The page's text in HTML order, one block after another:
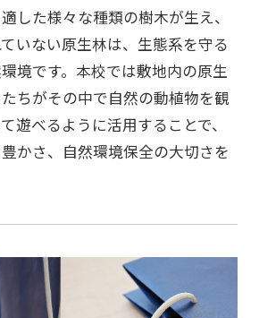
した様々な種類の樹木が生え、
いない原生林は、生態系を守る
境です。本校では敷地内の原生
ちがその中で自然の動植物を観
遊べるように活用することで、
かさ、自然環境保全の大切さを